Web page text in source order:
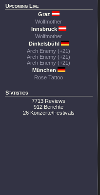
Upcoming Live
Graz
Wolfmother
Innsbruck
Wolfmother
Dinkelsbühl
Arch Enemy (+21)
Arch Enemy (+21)
Arch Enemy (+21)
München
Rose Tattoo
Statistics
7713 Reviews
912 Berichte
26 Konzerte/Festivals